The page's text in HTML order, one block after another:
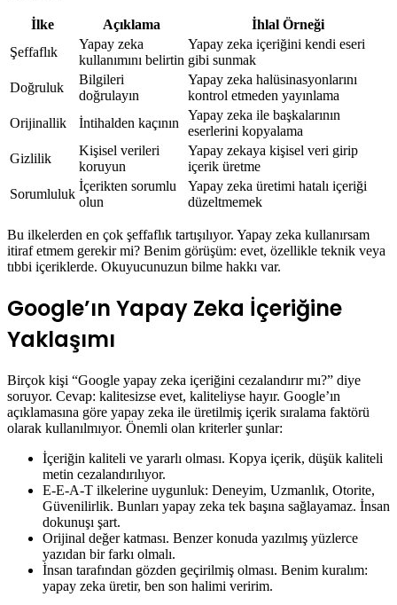
İlke Açıklama
İhlal Örneği
Şeffaflık
Yapay zeka
kullanımını belirtin
Yapay zeka içeriğini kendi eseri
gibi sunmak
Doğruluk
Bilgileri
doğrulayın
Yapay zeka halüsinasyonlarını
kontrol etmeden yayınlama
Orijinallik
İntihalden kaçının
Yapay zeka ile başkalarının
eserlerini kopyalama
Gizlilik
Kişisel verileri
koruyun
Yapay zekaya kişisel veri girip
içerik üretme
Sorumluluk
İçerikten sorumlu
olun
Yapay zeka üretimi hatalı içeriği
düzeltmemek
Bu ilkelerden en çok şeffaflık tartışılıyor. Yapay zeka kullanırsam
itiraf etmem gerekir mi? Benim görüşüm: evet, özellikle teknik veya
tıbbi içeriklerde. Okuyucunuzun bilme hakkı var.
Google’ın Yapay Zeka İçeriğine
Yaklaşımı
Birçok kişi “Google yapay zeka içeriğini cezalandırır mı?” diye
soruyor. Cevap: kalitesizse evet, kaliteliyse hayır. Google’ın
açıklamasına göre yapay zeka ile üretilmiş içerik sıralama faktörü
olarak kullanılmıyor. Önemli olan kriterler şunlar:
İçeriğin kaliteli ve yararlı olması. Kopya içerik, düşük kaliteli
metin cezalandırılıyor.
E-E-A-T ilkelerine uygunluk: Deneyim, Uzmanlık, Otorite,
Güvenilirlik. Bunları yapay zeka tek başına sağlayamaz. İnsan
dokunuşı şart.
Orijinal değer katması. Benzer konuda yazılmış yüzlerce
yazıdan bir farkı olmalı.
İnsan tarafından gözden geçirilmiş olması. Benim kuralım:
yapay zeka üretir, ben son halimi veririm.